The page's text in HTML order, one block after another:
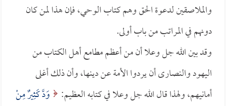
والملاصقين لدعوة الحق وهم كتاب الوحي، فإن هذا لمن كان
دونهم في المراتب من باب أولى.
وقد بين الله جل وعلا أن من أعظم مطامع أهل الكتاب من
اليهود والنصارى أن يردوا الأمة عن دينها، وأن ذلك أغلى
أمانيهم، ولهذا قال الله جل وعلا في كتابه العظيم:
وَدَّ كَثِيرٌ مِنْ